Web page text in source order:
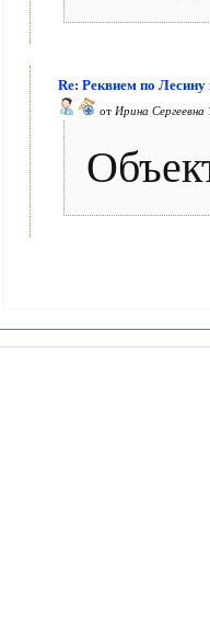
Re: Реквием по
от Ирина Сергеевна